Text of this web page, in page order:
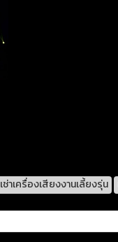
เช่าเครื่องเสียงงานเลี้ยงรุ่น